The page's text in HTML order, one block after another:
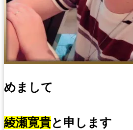
めまして
綾瀬寛貴と申します